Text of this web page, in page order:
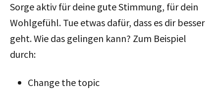
Sorge aktiv für deine gute Stimmung, für dein
Wohlgefühl. Tue etwas dafür, dass es dir besser
geht. Wie das gelingen kann? Zum Beispiel
durch:
Change the topic